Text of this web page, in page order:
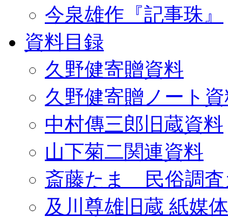
今泉雄作『記事珠』
資料目録
久野健寄贈資料
久野健寄贈ノート
中村傳三郎旧蔵資料
山下菊二関連資料
斎藤たま 民俗調査
及川尊雄旧蔵 紙媒